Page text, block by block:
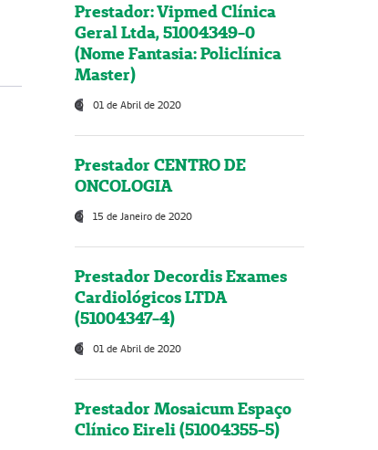
Prestador: Vipmed Clínica
Geral Ltda, 51004349-0
(Nome Fantasia: Policlínica
Master)
01 de Abril de 2020
Prestador CENTRO DE
ONCOLOGIA
15 de Janeiro de 2020
Prestador Decordis Exames
Cardiológicos LTDA
(51004347-4)
01 de Abril de 2020
Prestador Mosaicum Espaço
Clínico Eireli (51004355-5)